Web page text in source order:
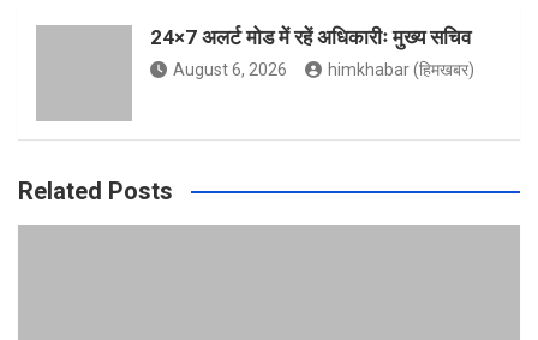
m
24×7 अलर्ट मोड में रहें अधिकारीः मुख्य सचिव
August 6, 2026 himkhabar (हिमखबर)
Related Posts